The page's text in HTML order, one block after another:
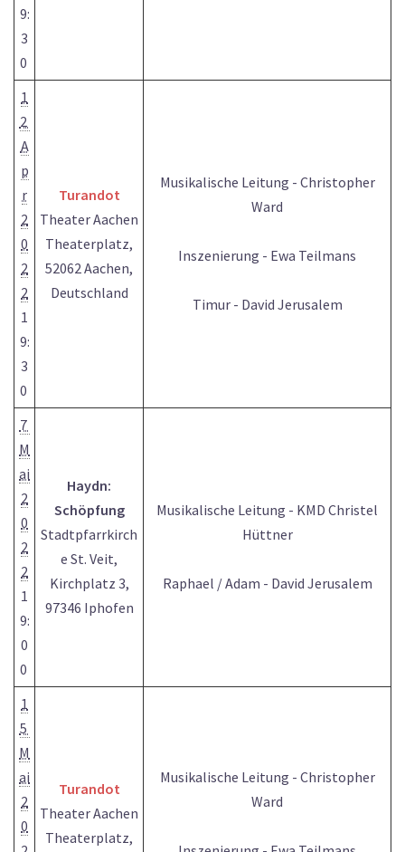
9:
3
0
1
2
A
p
r
2
0
2
2
1
9:
3
0
Turandot
Theater Aachen
Theaterplatz,
52062 Aachen,
Deutschland
Musikalische Leitung - Christopher
Ward
Inszenierung - Ewa Teilmans
Timur - David Jerusalem
7
M
ai
2
0
2
2
1
9:
0
0
Haydn:
Schöpfung
Stadtpfarrkirch
e St. Veit,
Kirchplatz 3,
97346 Iphofen
Musikalische Leitung - KMD Christel
Hüttner
Raphael / Adam - David Jerusalem
1
5
M
ai
2
0
Turandot
Theater Aachen
Theaterplatz,
Musikalische Leitung - Christopher
Ward